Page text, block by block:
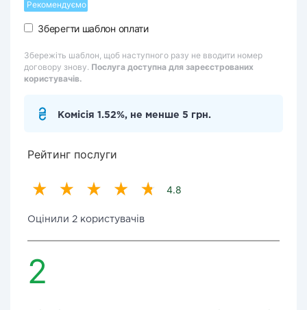
Рекомендуємо
Зберегти шаблон оплати
Збережіть шаблон, щоб наступного разу не вводити номер
договору знову. Послуга доступна для зареєстрованих
користувачів.
Комісія 1.52%, не менше 5 грн.
Рейтинг послуги
4.8
Оцінили 2 користувачів
2